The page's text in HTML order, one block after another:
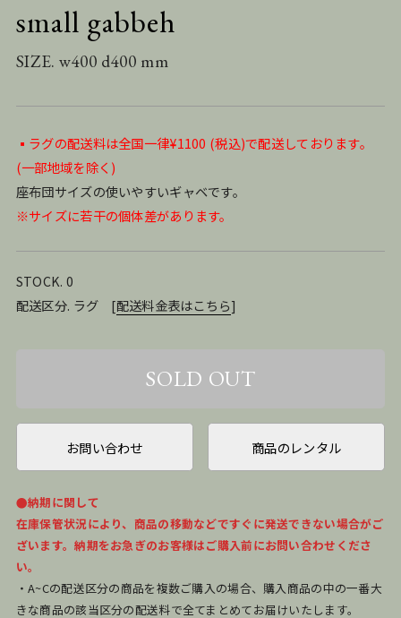
small gabbeh
SIZE. w400 d400 mm
▪️ラグの配送料は全国一律¥1100 (税込)で配送しております。
(一部地域を除く)
座布団サイズの使いやすいギャベです。
※サイズに若干の個体差があります。
STOCK. 0
配送区分. ラグ [配送料金表はこちら]
お問い合わせ 商品のレンタル
●納期に関して
在庫保管状況により、商品の移動などですぐに発送できない場合がご
ざいます。納期をお急ぎのお客様はご購入前にお問い合わせくださ
い。
・A~Cの配送区分の商品を複数ご購入の場合、購入商品の中の一番大
きな商品の該当区分の配送料で全てまとめてお届けいたします。